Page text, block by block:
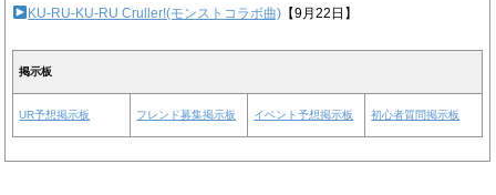
KU-RU-KU-RU Cruller!(モンストコラボ曲) 【9月22日】
掲示板
UR予想掲示板 フレンド募集掲示板 イベント予想掲示板 初心者質問掲示板